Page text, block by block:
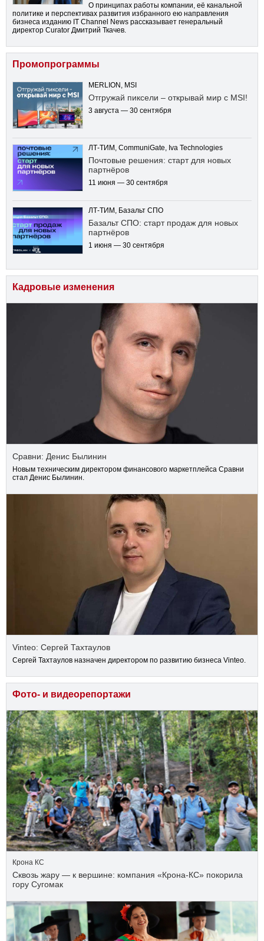
О принципах работы компании, её канальной
политике и перспективах развития избранного ею направления
бизнеса изданию IT Channel News рассказывает генеральный
директор Curator Дмитрий Ткачев.
Промопрограммы
MERLION, MSI
Отгружай пиксели – открывай мир с MSI!
3 августа — 30 сентября
ЛТ-ТИМ, CommuniGate, Iva Technologies
Почтовые решения: старт для новых
партнёров
11 июня — 30 сентября
ЛТ-ТИМ, Базальт СПО
Базальт СПО: старт продаж для новых
партнёров
1 июня — 30 сентября
Кадровые изменения
Сравни: Денис Былинин
Новым техническим директором финансового маркетплейса Сравни
стал Денис Былинин.
Vinteo: Сергей Тахтаулов
Сергей Тахтаулов назначен директором по развитию бизнеса Vinteo.
Фото- и видеорепортажи
Крона КС
Сквозь жару — к вершине: компания «Крона‑КС» покорила
гору Сугомак